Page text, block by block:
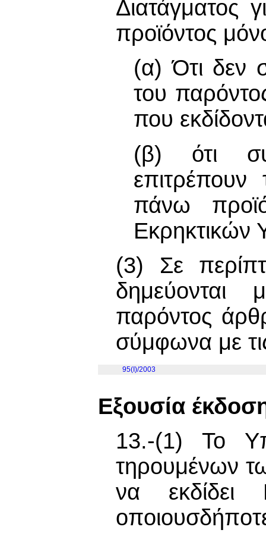
προϊόντος
(α) Ότι δεν
του
που
(β) ότι
πάνω
Εκρηκτικών
(3) Σε
δημεύονται
παρόντος
σύμφωνα με
95(I)/2003
Εξουσία
13.-(1) Το
τηρουμένων
να εκδίδει